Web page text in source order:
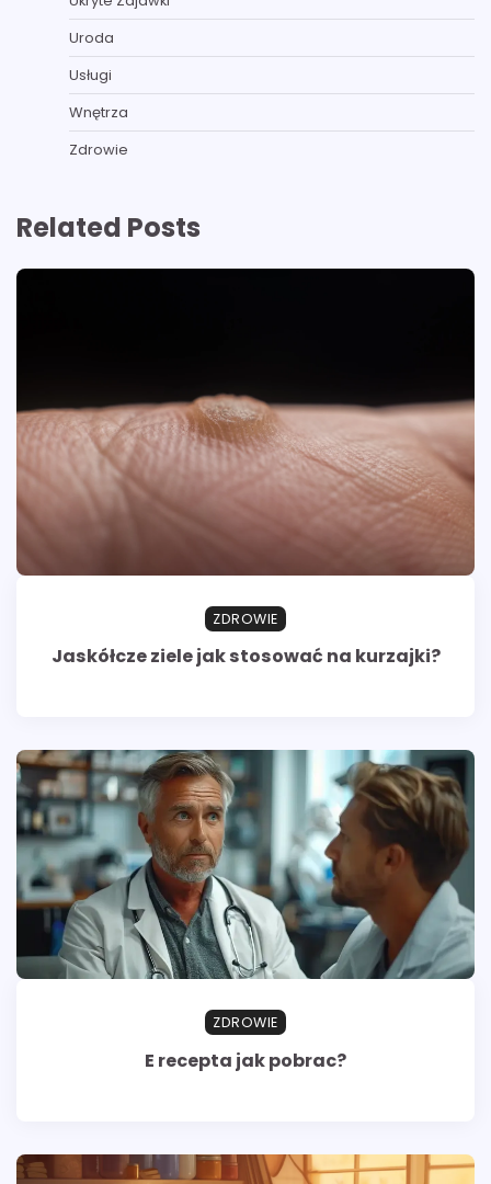
Uroda
Usługi
Wnętrza
Zdrowie
Related Posts
ZDROWIE
Jaskółcze ziele jak stosować na kurzajki?
ZDROWIE
E recepta jak pobrac?